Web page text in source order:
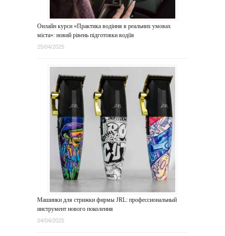
Онлайн курси «Практика водіння в реальних умовах
міста»: новий рівень підготовки водіїв
25/04/2025
Машинки для стрижки фирмы JRL: профессиональный
инструмент нового поколения
04/04/2025